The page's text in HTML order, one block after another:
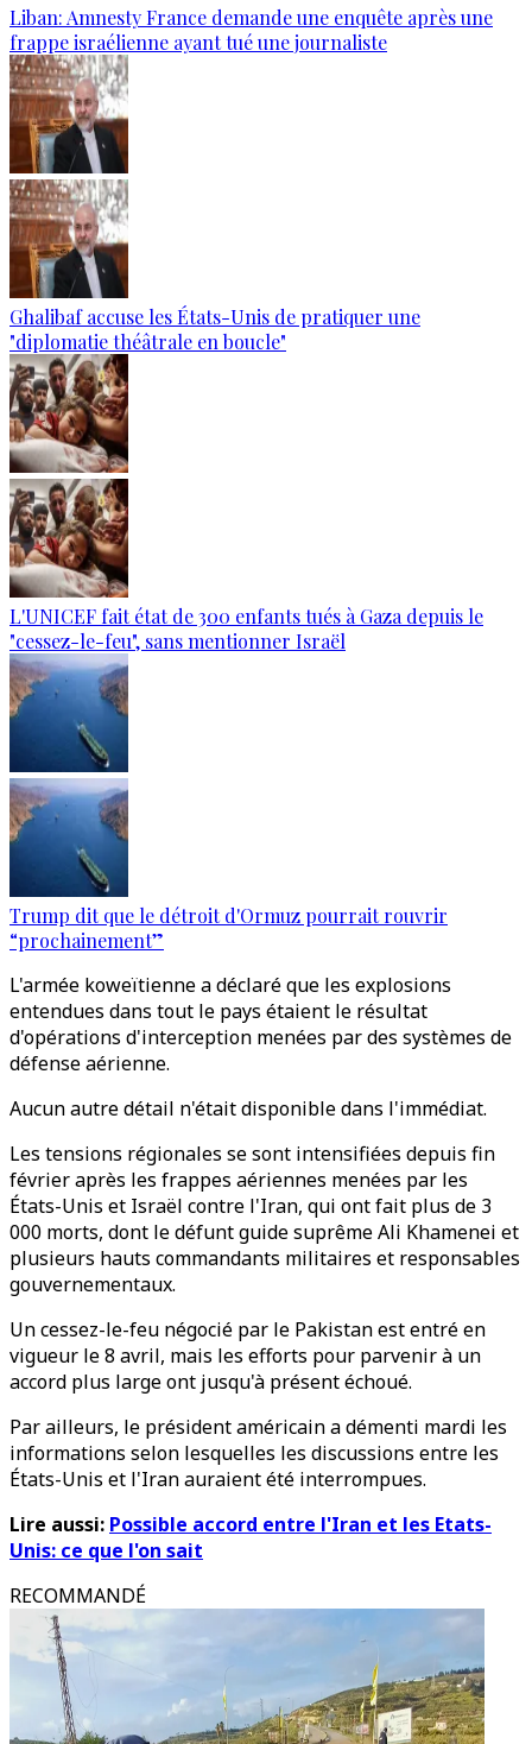
Liban: Amnesty France demande une enquête après une
frappe israélienne ayant tué une journaliste
Ghalibaf accuse les États-Unis de pratiquer une
"diplomatie théâtrale en boucle"
L'UNICEF fait état de 300 enfants tués à Gaza depuis le
"cessez-le-feu", sans mentionner Israël
Trump dit que le détroit d'Ormuz pourrait rouvrir
“prochainement”
L'armée koweïtienne a déclaré que les explosions
entendues dans tout le pays étaient le résultat
d'opérations d'interception menées par des systèmes de
défense aérienne.
Aucun autre détail n'était disponible dans l'immédiat.
Les tensions régionales se sont intensifiées depuis fin
février après les frappes aériennes menées par les
États-Unis et Israël contre l'Iran, qui ont fait plus de 3
000 morts, dont le défunt guide suprême Ali Khamenei et
plusieurs hauts commandants militaires et responsables
gouvernementaux.
Un cessez-le-feu négocié par le Pakistan est entré en
vigueur le 8 avril, mais les efforts pour parvenir à un
accord plus large ont jusqu'à présent échoué.
Par ailleurs, le président américain a démenti mardi les
informations selon lesquelles les discussions entre les
États-Unis et l'Iran auraient été interrompues.
Lire aussi: Possible accord entre l'Iran et les Etats-
Unis: ce que l'on sait
RECOMMANDÉ